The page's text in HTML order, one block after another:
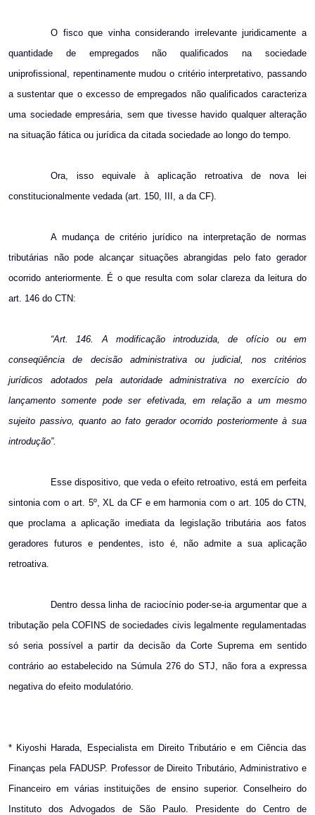
O fisco que vinha considerando irrelevante juridicamente a
quantidade de empregados não qualificados na sociedade
uniprofissional, repentinamente mudou o critério interpretativo, passando
a sustentar que o excesso de empregados não qualificados caracteriza
uma sociedade empresária, sem que tivesse havido qualquer alteração
na situação fática ou jurídica da citada sociedade ao longo do tempo.
Ora, isso equivale à aplicação retroativa de nova lei
constitucionalmente vedada (art. 150, III, a da CF).
A mudança de critério jurídico na interpretação de normas
tributárias não pode alcançar situações abrangidas pelo fato gerador
ocorrido anteriormente. É o que resulta com solar clareza da leitura do
art. 146 do CTN:
“Art.146. A modificação introduzida, de ofício ou em
conseqüência de decisão administrativa ou judicial, nos critérios
jurídicos adotados pela autoridade administrativa no exercício do
lançamento somente pode ser efetivada, em relação a um mesmo
sujeito passivo, quanto ao fato gerador ocorrido posteriormente à sua
introdução”.
Esse dispositivo, que veda o efeito retroativo, está em perfeita
sintonia com o art. 5º, XL da CF e em harmonia com o art. 105 do CTN,
que proclama a aplicação imediata da legislação tributária aos fatos
geradores futuros e pendentes, isto é, não admite a sua aplicação
retroativa.
Dentro dessa linha de raciocínio poder-se-ia argumentar que a
tributação pela COFINS de sociedades civis legalmente regulamentadas
só seria possível a partir da decisão da Corte Suprema em sentido
contrário ao estabelecido na Súmula 276 do STJ, não fora a expressa
negativa do efeito modulatório.
* Kiyoshi Harada, Especialista em Direito Tributário e em Ciência das
Finanças pela FADUSP. Professor de Direito Tributário, Administrativo e
Financeiro em várias instituições de ensino superior. Conselheiro do
Instituto dos Advogados de São Paulo. Presidente do Centro de